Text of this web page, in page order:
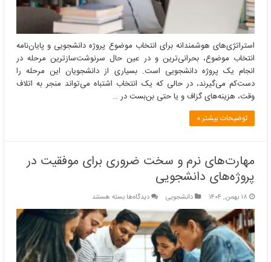
استراتژی‌های هوشمندانه برای انتخاب موضوع پروژه دانشجویی و پایان‌نامه
انتخاب موضوع، بحرانی‌ترین و در عین حال سرنوشت‌سازترین مرحله در
انجام یک پروژه دانشجویی است. بسیاری از دانشجویان این مرحله را
دست‌کم می‌گیرند، در حالی که یک انتخاب اشتباه می‌تواند منجر به اتلاف
وقت، هزینه‌های گزاف و یا حتی بن‌بست در …
توضیحات بیشتر »
مهارت‌های نرم و سخت ضروری برای موفقیت در
پروژه‌های دانشجویی
۱۸ بهمن, ۱۴۰۴ دانشجویی دیدگاه‌هابرای
مهارت‌های
نرم
و
سخت
ضروری
بسته هستند